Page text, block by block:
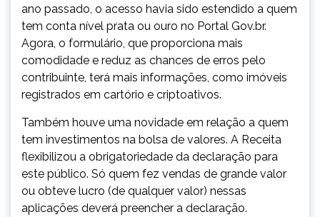
ano passado, o acesso havia sido estendido a quem
tem conta nível prata ou ouro no Portal Gov.br.
Agora, o formulário, que proporciona mais
comodidade e reduz as chances de erros pelo
contribuinte, terá mais informações, como imóveis
registrados em cartório e criptoativos.
Também houve uma novidade em relação a quem
tem investimentos na bolsa de valores. A Receita
flexibilizou a obrigatoriedade da declaração para
este público. Só quem fez vendas de grande valor
ou obteve lucro (de qualquer valor) nessas
aplicações deverá preencher a declaração.